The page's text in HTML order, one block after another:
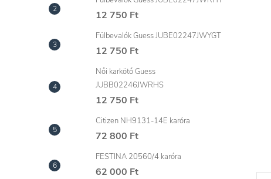
12 750 Ft
Fülbevalók Guess JUBE02247JWYGT
12 750 Ft
Női karkötő Guess
JUBB02246JWRHS
12 750 Ft
Citizen NH9131-14E karóra
72 800 Ft
FESTINA 20560/4 karóra
62 000 Ft